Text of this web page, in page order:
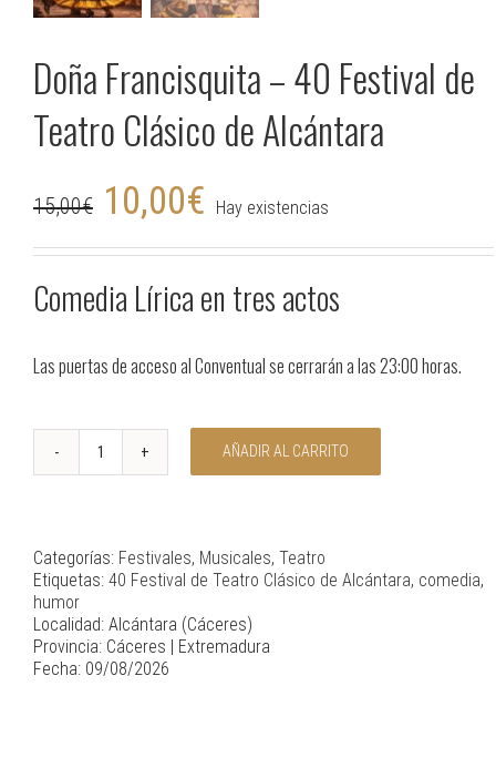
Doña Francisquita – 40 Festival de
Teatro Clásico de Alcántara
15,00€ 10,00€ Hay existencias
Comedia Lírica en tres actos
Las puertas de acceso al Conventual se cerrarán a las 23:00 horas.
Doña
Festival
de
Clásico
de
Alcántara
cantidad
AÑADIR AL CARRITO
Categorías: Festivales, Musicales, Teatro
Etiquetas: 40 Festival de Teatro Clásico de Alcántara, comedia,
humor
Localidad: Alcántara (Cáceres)
Provincia: Cáceres | Extremadura
Fecha: 09/08/2026